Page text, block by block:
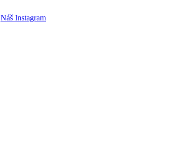
Náš Instagram